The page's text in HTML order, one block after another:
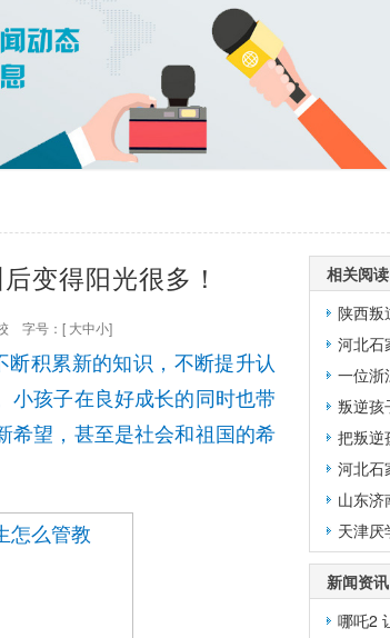
变得阳光很多！
字号：[ 大中小]
积累新的知识，不断提升认
小孩子在良好成长的同时也带
希望，甚至是社会和祖国的希
相关阅读
新闻资讯